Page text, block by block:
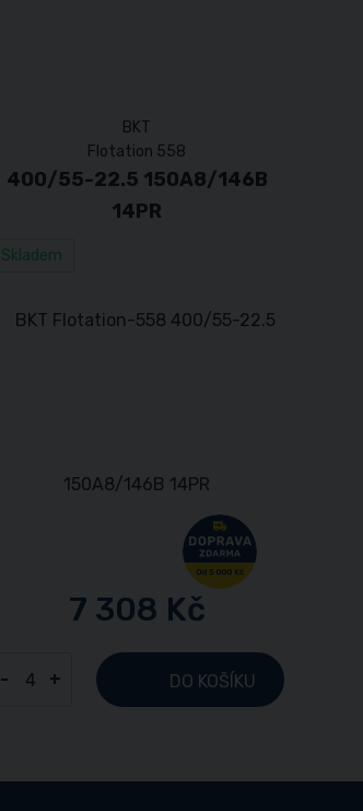
BKT
Flotation 558
400/55-22.5 150A8/146B
14PR
Skladem
7 308 Kč
- + DO KOŠÍKU